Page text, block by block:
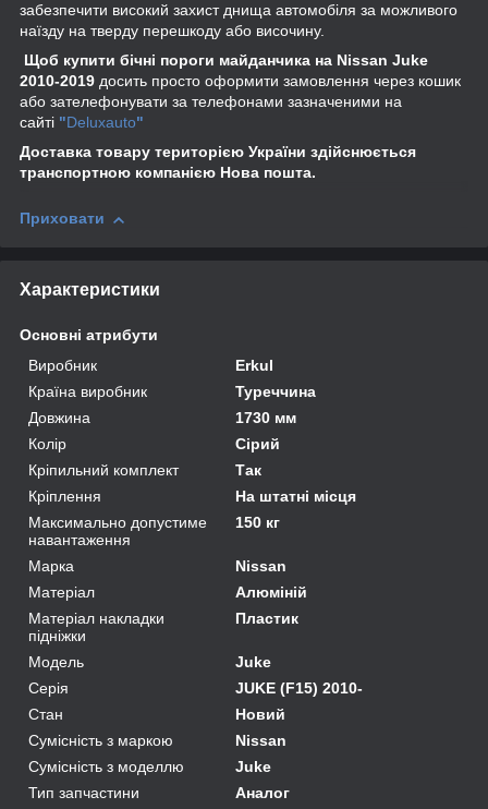
забезпечити високий захист днища автомобіля за можливого
наїзду на тверду перешкоду або височину.
Щоб купити бічні пороги майданчика на Nissan Juke
2010-2019 досить просто оформити замовлення через кошик
або зателефонувати за телефонами зазначеними на
сайті "Deluxauto"
Доставка товару територією України здійснюється
транспортною компанією Нова пошта.
Приховати
Характеристики
Основні атрибути
Виробник
Erkul
Країна виробник
Туреччина
Довжина
1730 мм
Колір
Сірий
Кріпильний комплект
Так
Кріплення
На штатні місця
Максимально допустиме
навантаження
150 кг
Марка
Nissan
Матеріал
Алюміній
Матеріал накладки
підніжки
Пластик
Модель
Juke
Серія
JUKE (F15) 2010-
Стан
Новий
Сумісність з маркою
Nissan
Сумісність з моделлю
Juke
Тип запчастини
Аналог